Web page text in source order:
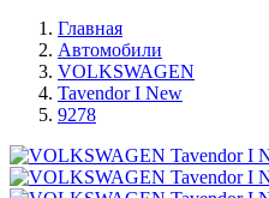
Главная
Автомобили
VOLKSWAGEN
Tavendor I New
9278